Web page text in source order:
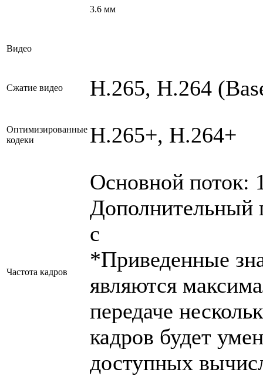
3.6 мм
Видео
Сжатие видео H.265, H.264
Оптимизированные
кодеки
H.265+, H.264+
Частота кадров
Основной поток:
Дополнительный
с
*Приведенные
являются
передаче
кадров будет
доступных